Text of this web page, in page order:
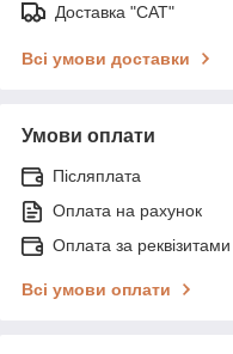
Доставка "САТ"
Всі умови доставки
Умови оплати
Післяплата
Оплата на рахунок
Оплата за реквізитами
Всі умови оплати